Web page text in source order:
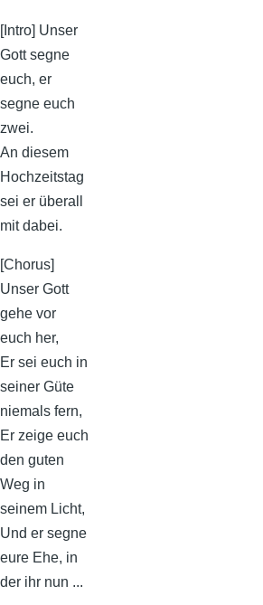
[Intro] Unser
Gott segne
euch, er
segne euch
zwei.
An diesem
Hochzeitstag
sei er überall
mit dabei.
[Chorus]
Unser Gott
gehe vor
euch her,
Er sei euch in
seiner Güte
niemals fern,
Er zeige euch
den guten
Weg in
seinem Licht,
Und er segne
eure Ehe, in
der ihr nun ...